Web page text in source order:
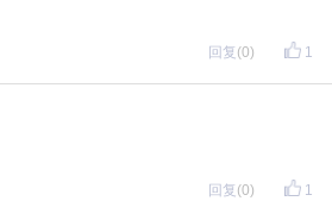
1
回复 (0)
1
回复 (0)